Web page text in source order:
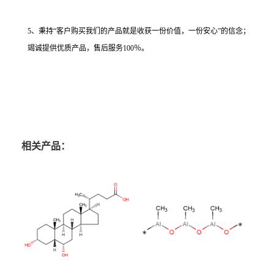
5、秉持“客户购买我们的产品就是收获一份价值，一份安心”的信念；
竭诚提供优质产品，售后服务100％。
相关产品：